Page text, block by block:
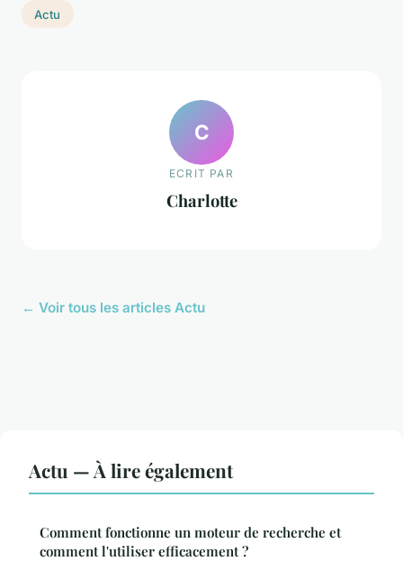
Actu
C
ECRIT PAR
Charlotte
← Voir tous les articles Actu
Actu — À lire également
Comment fonctionne un moteur de recherche et
comment l'utiliser efficacement ?